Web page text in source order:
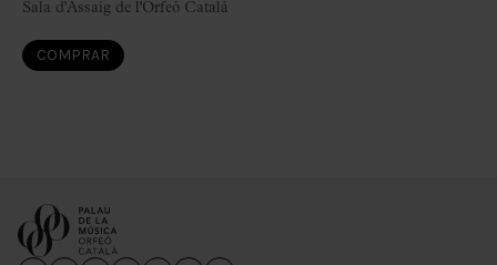
Sala d'Assaig de l'Orfeó Català
COMPRAR